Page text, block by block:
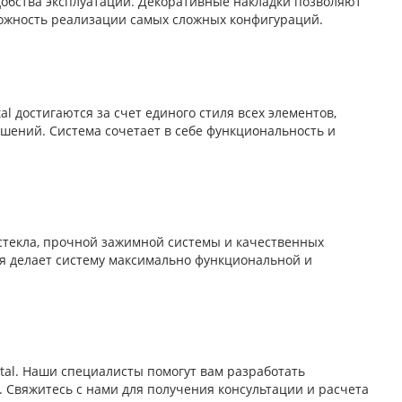
реализации самых сложных конфигураций.
достигаются за счет единого стиля всех элементов,
Система сочетает в себе функциональность и
прочной зажимной системы и качественных
делает систему максимально функциональной и
Наши специалисты помогут вам разработать
с нами для получения консультации и расчета